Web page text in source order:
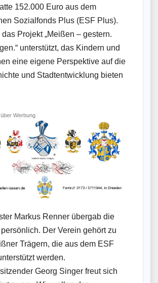
152.000 Euro aus dem
Sozialfonds Plus (ESF Plus).
Projekt „Meißen – gestern.
unterstützt, das Kindern und
eine eigene Perspektive auf die
und Stadtentwicklung bieten
Werbung
Markus Renner übergab die
Der Verein gehört zu
Trägern, die aus dem ESF
werden.
Georg Singer freut sich